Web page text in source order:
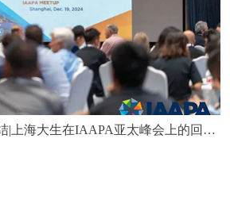
|上海大生在IAAPA亚太峰会上的回